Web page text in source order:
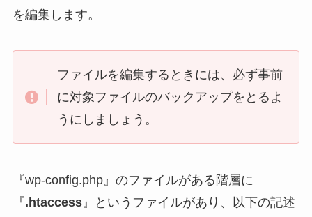
を編集します。
ファイルを編集するときには、必ず事前
に対象ファイルのバックアップをとるよ
うにしましょう。
『wp-config.php』のファイルがある階層に
『.htaccess』というファイルがあり、以下の記述